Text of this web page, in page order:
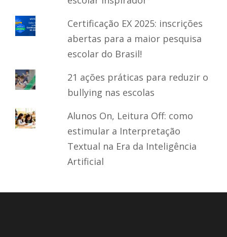
Certificação EX 2025: inscrições
abertas para a maior pesquisa
escolar do Brasil!
21 ações práticas para reduzir o
bullying nas escolas
Alunos On, Leitura Off: como
estimular a Interpretação
Textual na Era da Inteligência
Artificial